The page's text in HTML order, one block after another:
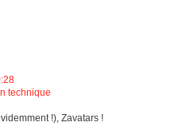
technique
!), Zavatars !